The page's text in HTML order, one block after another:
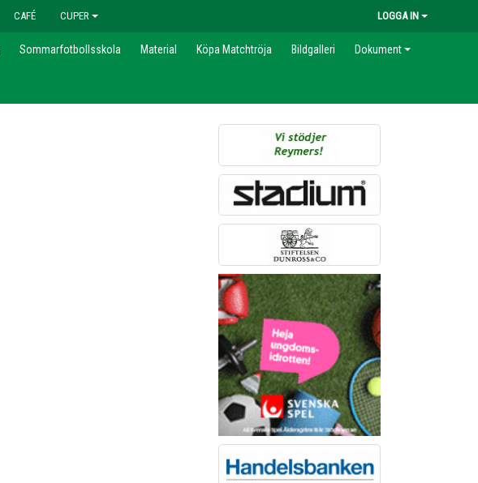
CAFÉ CUPER LOGGA IN
Sommarfotbollsskola Material Köpa Matchtröja Bildgalleri Dokument